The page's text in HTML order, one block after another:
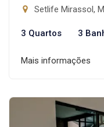
Setlife Mirassol,
3 Quartos 3
Mais informações